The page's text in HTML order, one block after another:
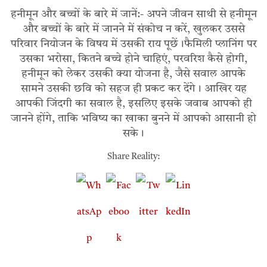
हनीमून और बच्चों के बारे में जानें:- अपने जीवन साथी से हनीमून
और बच्चों के बारे में जानने में संकोच न करें, खुलकर उससे
परिवार नियोजन के विषय में उसकी राय पूछें।फैमिली प्लानिंग पर
उसका भरोसा, कितने बच्चे होने चाहिएं, परवरिश कैसे होगी,
हनीमून को लेकर उसकी क्या योजना है, जैसे सवाल आपके
सामने उसकी छवि को सहज ही प्रकट कर देंगे। आखिर यह
आपकी जिंदगी का सवाल है, इसलिए इसके जवाब आपको ही
जानने होंगे, ताकि भविष्य का खाका बुनने में आपको आसानी हो
सके।
Share Reality: